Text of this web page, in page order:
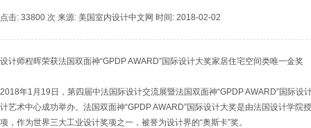
点击: 33800 次 来源: 美国室内设计中文网 时间: 2018-02-02
设计师程晖荣获法国双面神“GPDP AWARD”国际设计大奖家居住宅空间类唯一金奖
2018年1月19日，第四届中法国际设计交流展暨法国双面神“GPDP AWARD”国际设
计艺术中心成功举办。法国双面神“GPDP AWARD”国际设计大奖是由法国设计学院
项，作为世界三大工业设计奖项之一，被誉为设计界的“奥斯卡”奖。